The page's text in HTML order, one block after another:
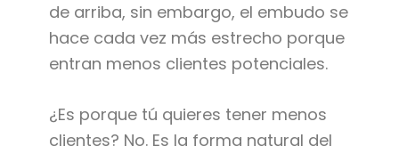
de arriba, sin embargo, el embudo se
hace cada vez más estrecho porque
entran menos clientes potenciales.
¿Es porque tú quieres tener menos
clientes? No. Es la forma natural del